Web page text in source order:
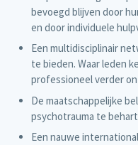
bevoegd blijven door
en door individuele
Een multidisciplinair
te bieden. Waar leden
professioneel verder
De maatschappelijke
psychotrauma te
Een nauwe